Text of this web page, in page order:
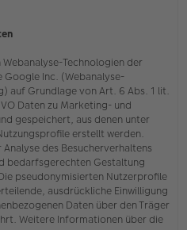
Technologien der
Google Inc. (Webanalyse-
auf Grundlage von Art. 6 Abs. 1 lit.
Daten zu Marketing- und
gespeichert, aus denen unter
erstellt werden.
des Besucherverhaltens
bedarfsgerechten Gestaltung
pseudonymisierten Nutzerprofile
ausdrückliche Einwilligung
Daten über den Träger
Weitere Informationen über die